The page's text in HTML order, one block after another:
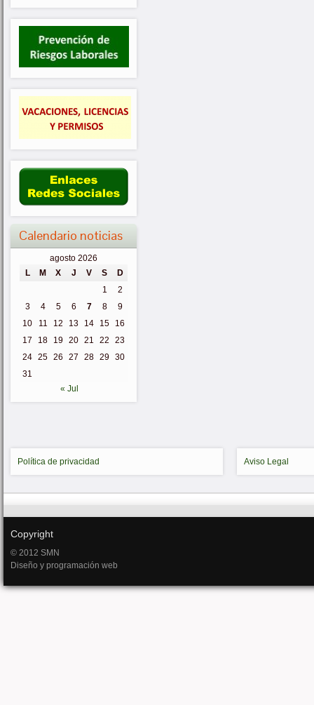
Calendario noticias
agosto 2026
L
M X J V S
D
1
2
3
4 5 6 7 8
9
10
11 12 13 14 15
16
17
18 19 20 21 22
23
24 25 26 27 28 29 30
31
« Jul
Política de privacidad Aviso Legal
Copyright
© 2012 SMN
Diseño y programación web